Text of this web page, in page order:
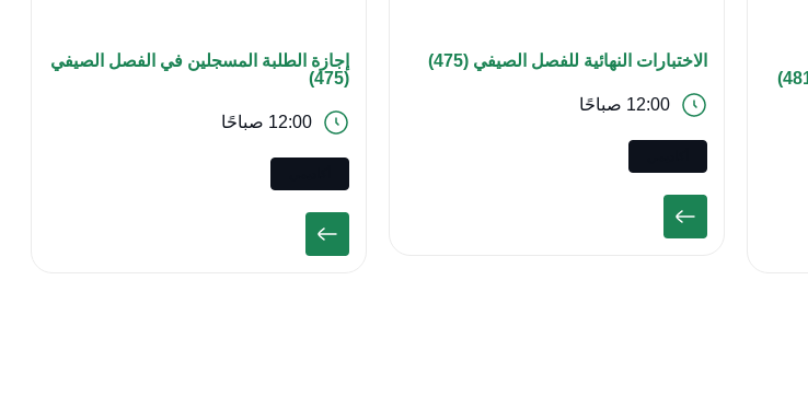
الاختبارات النهائية للفصل الصيفي (475)
12:00 صباحًا
إجازة الطلبة المسجلين في الفصل الصيفي
(475)
12:00 صباحًا